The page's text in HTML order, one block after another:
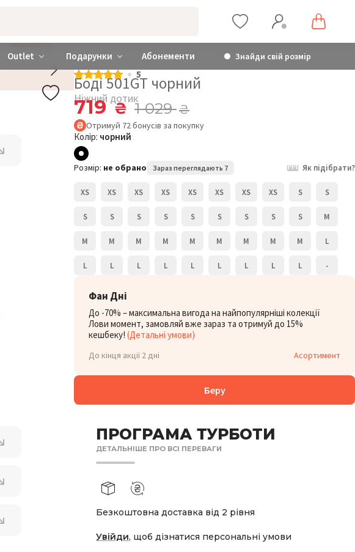
Outlet Подарунки Абонементи Знайди свій розмір
КОМПЛЕКТИ
5
Боді 501GT чорний
Ніжний дотик
719₴ 1 029₴
Отримуй 72 бонусів за покупку
Колір: чорний
Розмір: не обрано Зараз переглядають 7 Як підібрати?
XS XS XS XS XS XS XS XS S S
S S S S S S S S S M
M M M M M M M M M L
L L L L L L L L L -
Фан Дні
До -70% – максимальна вигода на найпопулярніші колекції
Лови момент, замовляй вже зараз та отримуй до 15%
кешбеку! (Детальні умови)
До кінця акції 2 дні Асортимент
Беру
ПРОГРАМА ТУРБОТИ
ДЕТАЛЬНІШЕ ПРО ВСІ ПЕРЕВАГИ
Безкоштовна доставка від 2 рівня
Увійди, щоб дізнатися персональні умови